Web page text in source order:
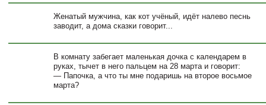
Женатый мужчина, как кот учёный, идёт налево песнь
заводит, а дома сказки говорит...
В комнату забегает маленькая дочка с календарем в
руках, тычет в него пальцем на 28 марта и говорит:
— Папочка, а что ты мне подаришь на второе восьмое
марта?